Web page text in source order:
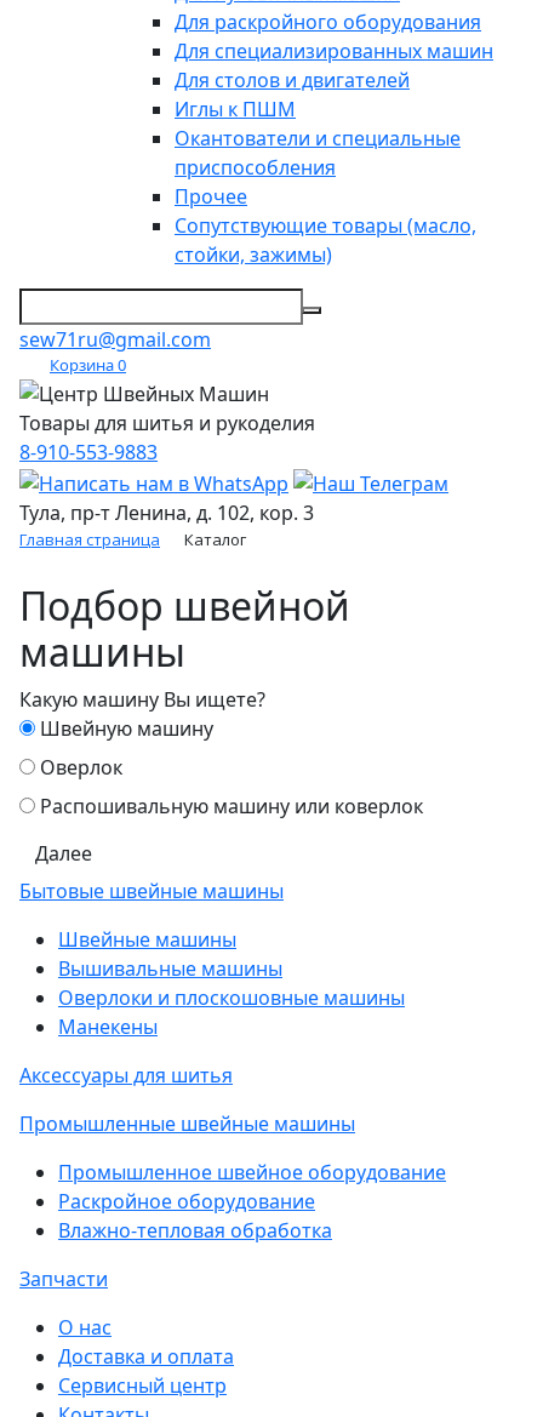
Для раскройного оборудования
Для специализированных машин
Для столов и двигателей
Иглы к ПШМ
Окантователи и специальные
приспособления
Прочее
Сопутствующие товары (масло,
стойки, зажимы)
sew71ru@gmail.com
Корзина0
Товары для шитья и рукоделия
8-910-553-9883
Тула, пр-т Ленина, д. 102, кор. 3
Главная страница Каталог
Подбор швейной
машины
Какую машину Вы ищете?
Швейную машину
Оверлок
Распошивальную машину или коверлок
Далее
Бытовые швейные машины
Швейные машины
Вышивальные машины
Оверлоки и плоскошовные машины
Манекены
Аксессуары для шитья
Промышленные швейные машины
Промышленное швейное оборудование
Раскройное оборудование
Влажно-тепловая обработка
Запчасти
О нас
Доставка и оплата
Сервисный центр